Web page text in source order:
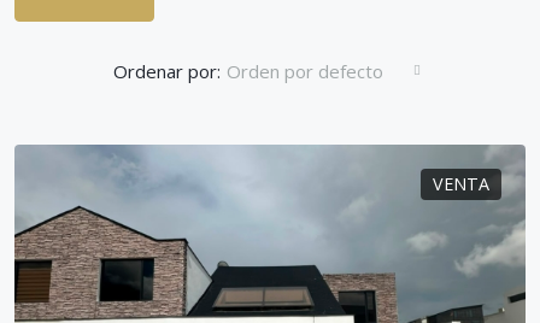
Ordenar por: Orden por defecto
VENTA